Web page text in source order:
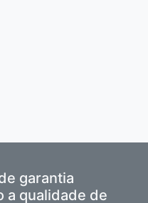
garantia
a qualidade de